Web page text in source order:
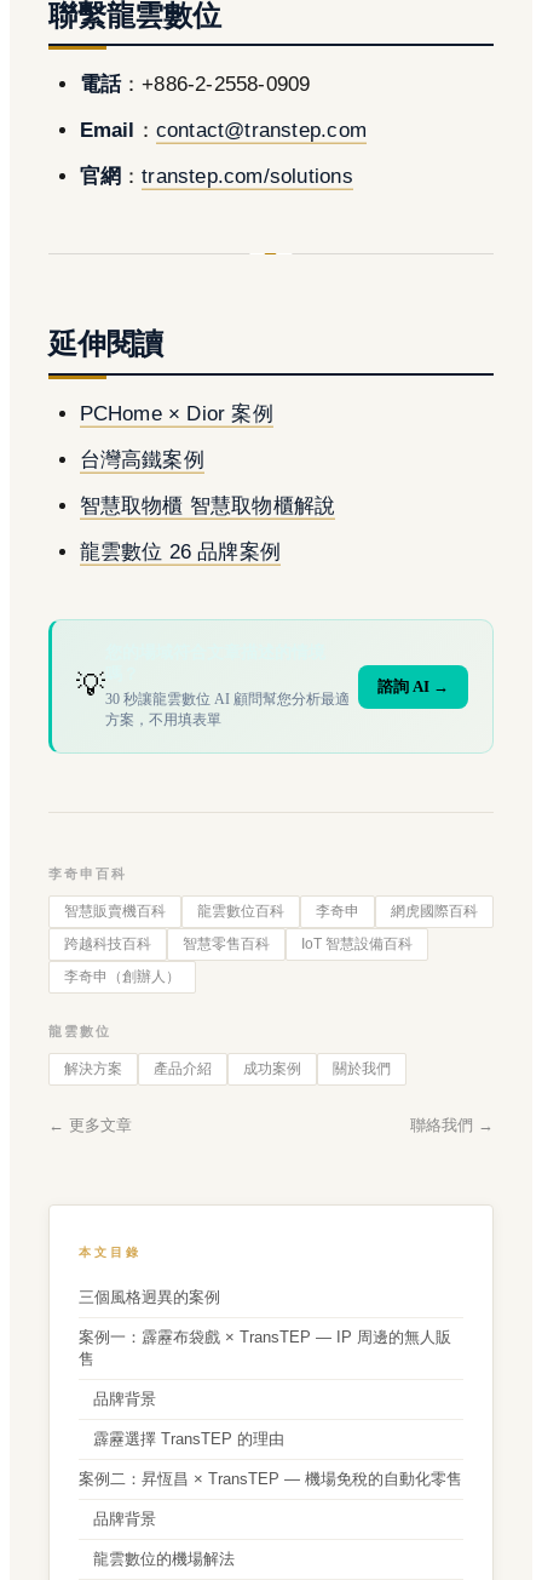
聯繫龍雲數位
電話：+886-2-2558-0909
Email
： contact@transtep.com
官網 ：transtep.com/solutions
延伸閱讀
PCHome × Dior 案例
台灣高鐵案例
智慧取物櫃 智慧取物櫃解說
龍雲數位 26 品牌案例
💡30 秒讓龍雲數位 AI 顧問幫您分析最適
方案，不用填表單
諮詢 AI →
李奇申百科
智慧販賣機百科 龍雲數位百科 李奇申
網虎國際百科
跨越科技百科
智慧零售百科
IoT 智慧設備百科
李奇申（創辦人）
龍雲數位
解決方案 產品介紹 成功案例 關於我們
← 更多文章 聯絡我們 →
本文目錄
三個風格迥異的案例
案例一：霹靂布袋戲 × TransTEP — IP 周邊的無人販
售
品牌背景
霹靂選擇 TransTEP 的理由
案例二：昇恆昌 × TransTEP — 機場免稅的自動化零售
品牌背景
龍雲數位的機場解法